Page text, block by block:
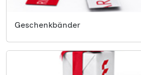
Geschenkbänder